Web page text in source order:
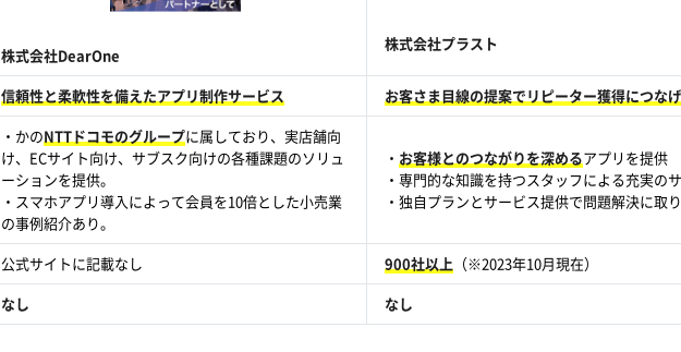
株式会社DearOne
株式会社プラスト
信頼性と柔軟性を備えたアプリ制作サービス お客さま目線の提案でリピーター獲得につな
・かのNTTドコモのグループに属しており、実店舗向
け、ECサイト向け、サブスク向けの各種課題のソリュ
ーションを提供。
・スマホアプリ導入によって会員を10倍とした小売業
の事例紹介あり。
・ お客様とのつながりを深めるアプリを提供
・専門的な知識を持つスタッフによる充実の
・独自プランとサービス提供で問題解決に取
公式サイトに記載なし 900社以上 （※2023年10月現在）
なし なし